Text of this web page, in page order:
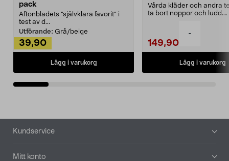
-
pack
Aftonbladets "självklara favorit” i
test av d...
Utförande: Grå/beige
39,90
Lägg i varukorg
Vårda kläder och andra
ta bort noppor och ludd.
149,90
Lägg i varukorg
Sidfot
Kundservice
Mitt konto